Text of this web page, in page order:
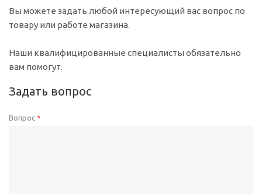
Вы можете задать любой интересующий вас вопрос по
товару или работе магазина.
Наши квалифицированные специалисты обязательно
вам помогут.
Задать вопрос
Вопрос *